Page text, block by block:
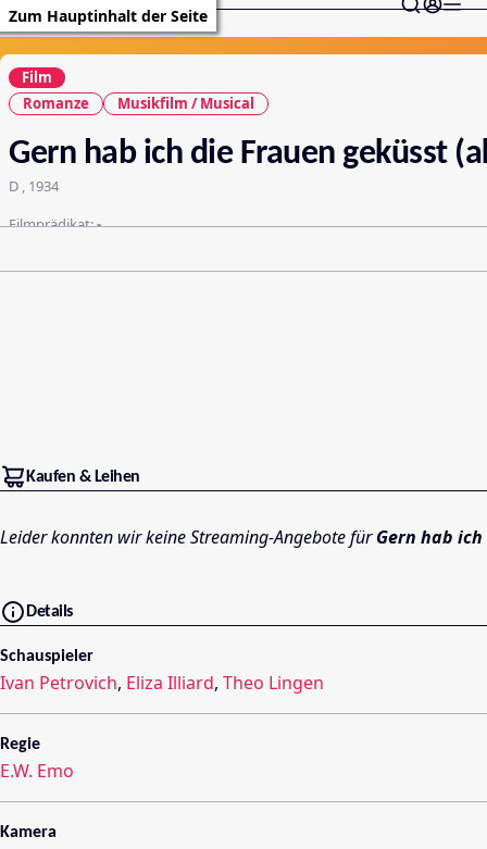
Zum Hauptinhalt der Seite
Film
Romanze
Musikfilm / Musical
Gern hab ich die Frauen geküsst
D , 1934
Filmprädikat:-
Kaufen & Leihen
Leider konnten wir keine Streaming-Angebote fürGern hab
Details
Schauspieler
Ivan Petrovich, Eliza Illiard, Theo Lingen
Regie
E.W. Emo
Kamera